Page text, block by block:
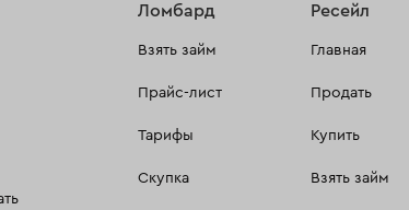
Ломбард
Взять займ
Прайс-лист
Тарифы
Скупка
Ресейл
Главная
Продать
Купить
Взять займ